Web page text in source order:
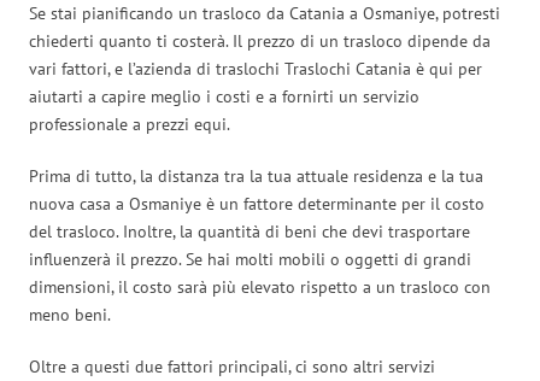
Se stai pianificando un trasloco da Catania a Osmaniye, potresti
chiederti quanto ti costerà. Il prezzo di un trasloco dipende da
vari fattori, e l’azienda di traslochi Traslochi Catania è qui per
aiutarti a capire meglio i costi e a fornirti un servizio
professionale a prezzi equi.
Prima di tutto, la distanza tra la tua attuale residenza e la tua
nuova casa a Osmaniye è un fattore determinante per il costo
del trasloco. Inoltre, la quantità di beni che devi trasportare
influenzerà il prezzo. Se hai molti mobili o oggetti di grandi
dimensioni, il costo sarà più elevato rispetto a un trasloco con
meno beni.
Oltre a questi due fattori principali, ci sono altri servizi